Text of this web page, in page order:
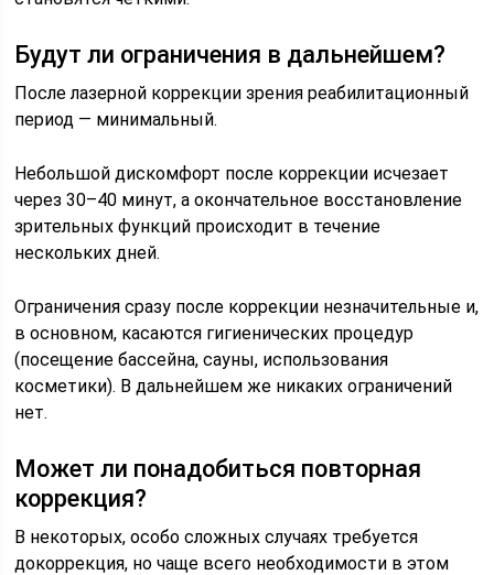
Будут ли ограничения в дальнейшем?
После лазерной коррекции зрения реабилитационный
период — минимальный.
Небольшой дискомфорт после коррекции исчезает
через 30–40 минут, а окончательное восстановление
зрительных функций происходит в течение
нескольких дней.
Ограничения сразу после коррекции незначительные и,
в основном, касаются гигиенических процедур
(посещение бассейна, сауны, использования
косметики). В дальнейшем же никаких ограничений
нет.
Может ли понадобиться повторная
коррекция?
В некоторых, особо сложных случаях требуется
докоррекция, но чаще всего необходимости в этом